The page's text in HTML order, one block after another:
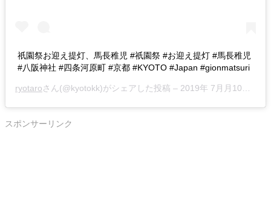
祇園祭お迎え提灯、馬長稚児 #祇園祭 #お迎え提灯 #馬長稚児
#八阪神社 #四条河原町 #京都 #KYOTO #Japan #gionmatsuri
ryotaroさん(@kyotokk)がシェアした投稿 – 2019年 7月月10日午後10時33分PDT
スポンサーリンク